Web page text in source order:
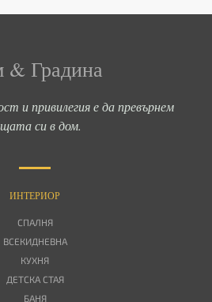
& Градина
и привилегия е да превърнем
си в дом.
ИНТЕРИОР
СПАЛНЯ
ВСЕКИДНЕВНА
КУХНЯ
ДЕТСКА СТАЯ
БАНЯ